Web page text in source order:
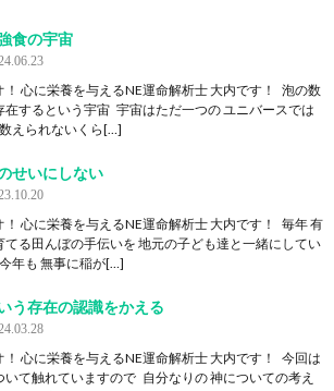
食の宇宙
！ 心に栄養を与えるNE運命解析士 大内です！ 泡の数
在するという宇宙 宇宙はただ一つの ユニバースでは
えられないくら[…]
せいにしない
！ 心に栄養を与えるNE運命解析士 大内です！ 毎年 有
てる田んぼの手伝いを 地元の子ども達と一緒にしてい
年も 無事に稲が[…]
う存在の認識をかえる
！ 心に栄養を与えるNE運命解析士 大内です！ 今回は
いて触れていますので 自分なりの 神についての考え